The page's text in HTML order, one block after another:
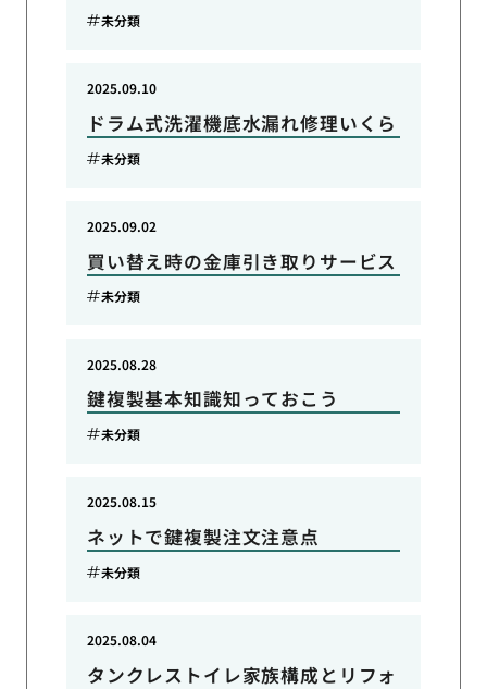
未分類
ドラム式洗濯機底水漏れ修理いくら
2025.09.10
未分類
買い替え時の金庫引き取りサービス
2025.09.02
未分類
鍵複製基本知識知っておこう
2025.08.28
未分類
ネットで鍵複製注文注意点
2025.08.15
未分類
タンクレストイレ家族構成とリフォ
2025.08.04